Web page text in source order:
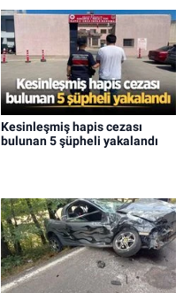
Kesinleşmiş hapis cezası
bulunan 5 şüpheli yakalandı